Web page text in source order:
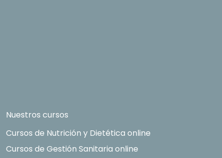
Nuestros cursos
Cursos de Nutrición y Dietética online
Cursos de Gestión Sanitaria online